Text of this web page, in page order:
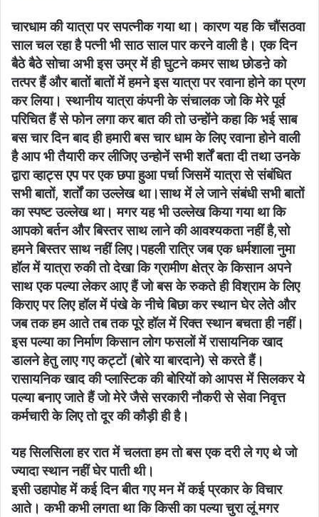
चारधाम की यात्रा पर सपत्नीक गया था। कारण यह कि चौंसठवा
साल चल रहा है पत्नी भी साठ साल पार करने वाली है। एक दिन
बैठे बैठे सोचा अभी इस उम्र में ही घुटने कमर साथ छोडऩे को
तत्पर हैं और बातों बातों में हमने इस यात्रा पर रवाना होने का प्रण
कर लिया। स्थानीय यात्रा कंपनी के संचालक जो कि मेरे पूर्व
परिचित हैं से फोन लगा कर बात की तो उन्होंने कहा कि भई साब
बस चार दिन बाद ही हमारी बस चार धाम के लिए रवाना होने वाली
है आप भी तैयारी कर लीजिए उन्होनें सभी शर्तें बता दी तथा उनके
द्वारा व्हाट्स एप पर एक छपा हुआ पर्चा जिसमें यात्रा से संबंधित
सभी बातों, शर्तों का उल्लेख था।साथ में ले जाने संबंधी सभी बातों
का स्पष्ट उल्लेख था। मगर यह भी उल्लेख किया गया था कि
आपको बर्तन और बिस्तर साथ लाने की आवश्यकता नहीं है,सो
हमने बिस्तर साथ नहीं लिए।पहली रात्रि जब एक धर्मशाला नुमा
हॉल में यात्रा रुकी तो देखा कि ग्रामीण क्षेत्र के किसान अपने
साथ एक पल्या लेकर आए हैं जो बस के रुकते ही विश्राम के लिए
किराए पर लिए हॉल में पंखे के नीचे बिछा कर स्थान घेर लेते और
जब तक हम आते तब तक पूरे हॉल में रिक्त स्थान बचता ही नहीं।
इस पल्या का निर्माण किसान लोग फसलों में रासायनिक खाद
डालने हेतु लाए गए कट्टों (बोरे या बारदाने) से करते हैं।
रासायनिक खाद की प्लास्टिक की बोरियों को आपस में सिलकर ये
पल्या बनाए जाते हैं जो मेरे जैसे सरकारी नौकरी से सेवा निवृत्त
कर्मचारी के लिए तो दूर की कौड़ी ही है।
यह सिलसिला हर रात में चलता हम तो बस एक दरी ले गए थे जो
ज्यादा स्थान नहीं घेर पाती थी।
इसी उहापोह में कई दिन बीत गए मन में कई प्रकार के विचार
आते। कभी कभी लगता था कि किसी का पल्या चुरा लूं मगर